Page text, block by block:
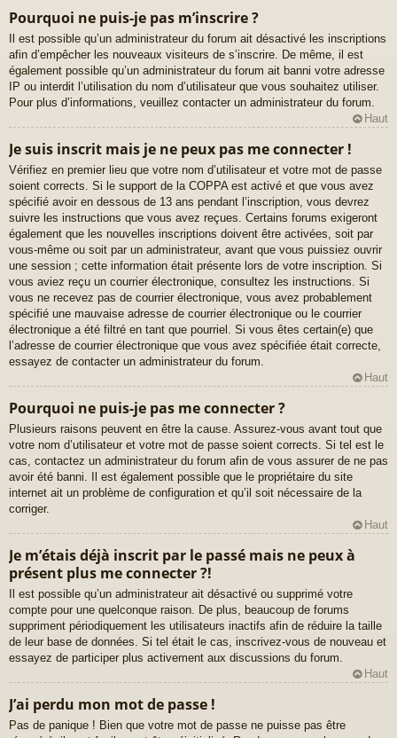
Pourquoi ne puis-je pas m’inscrire ?
Il est possible qu’un administrateur du forum ait désactivé les inscriptions
afin d’empêcher les nouveaux visiteurs de s’inscrire. De même, il est
également possible qu’un administrateur du forum ait banni votre adresse
IP ou interdit l’utilisation du nom d’utilisateur que vous souhaitez utiliser.
Pour plus d’informations, veuillez contacter un administrateur du forum.
Haut
Je suis inscrit mais je ne peux pas me connecter !
Vérifiez en premier lieu que votre nom d’utilisateur et votre mot de passe
soient corrects. Si le support de la COPPA est activé et que vous avez
spécifié avoir en dessous de 13 ans pendant l’inscription, vous devrez
suivre les instructions que vous avez reçues. Certains forums exigeront
également que les nouvelles inscriptions doivent être activées, soit par
vous-même ou soit par un administrateur, avant que vous puissiez ouvrir
une session ; cette information était présente lors de votre inscription. Si
vous aviez reçu un courrier électronique, consultez les instructions. Si
vous ne recevez pas de courrier électronique, vous avez probablement
spécifié une mauvaise adresse de courrier électronique ou le courrier
électronique a été filtré en tant que pourriel. Si vous êtes certain(e) que
l’adresse de courrier électronique que vous avez spécifiée était correcte,
essayez de contacter un administrateur du forum.
Haut
Pourquoi ne puis-je pas me connecter ?
Plusieurs raisons peuvent en être la cause. Assurez-vous avant tout que
votre nom d’utilisateur et votre mot de passe soient corrects. Si tel est le
cas, contactez un administrateur du forum afin de vous assurer de ne pas
avoir été banni. Il est également possible que le propriétaire du site
internet ait un problème de configuration et qu’il soit nécessaire de la
corriger.
Haut
Je m’étais déjà inscrit par le passé mais ne peux à
présent plus me connecter ?!
Il est possible qu’un administrateur ait désactivé ou supprimé votre
compte pour une quelconque raison. De plus, beaucoup de forums
suppriment périodiquement les utilisateurs inactifs afin de réduire la taille
de leur base de données. Si tel était le cas, inscrivez-vous de nouveau et
essayez de participer plus activement aux discussions du forum.
Haut
J’ai perdu mon mot de passe !
Pas de panique ! Bien que votre mot de passe ne puisse pas être